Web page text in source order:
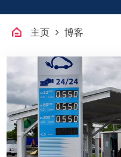
主页 博客